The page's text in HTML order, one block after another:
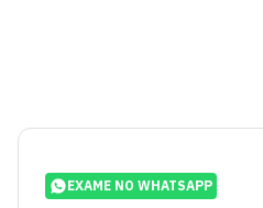
EXAME NO WHATSAPP